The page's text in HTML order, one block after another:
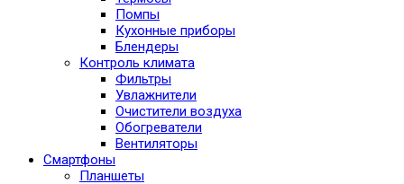
Помпы
Кухонные приборы
Блендеры
Контроль климата
Фильтры
Увлажнители
Очистители воздуха
Обогреватели
Вентиляторы
Смартфоны
Планшеты